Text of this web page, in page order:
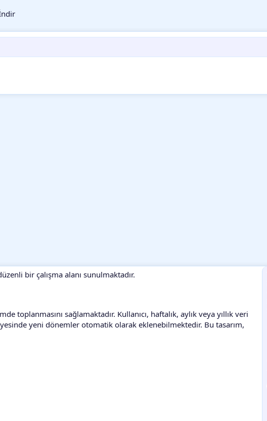
bir çalışma alanı sunulmaktadır.
sağlamaktadır. Kullanıcı, haftalık, aylık veya yıllık veri
yeni dönemler otomatik olarak eklenebilmektedir. Bu tasarım,